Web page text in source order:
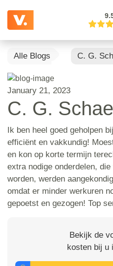
Alle Blogs C. G.
January 21, 2023
C. G.
Ik ben heel goed geholpen
efficiënt en vakkundig!
en kon op korte termijn
extra nodige onderdelen,
worden, werden
omdat er minder werkuren
gepoetst en gezogen! Top
Bekijk de
kosten bij u